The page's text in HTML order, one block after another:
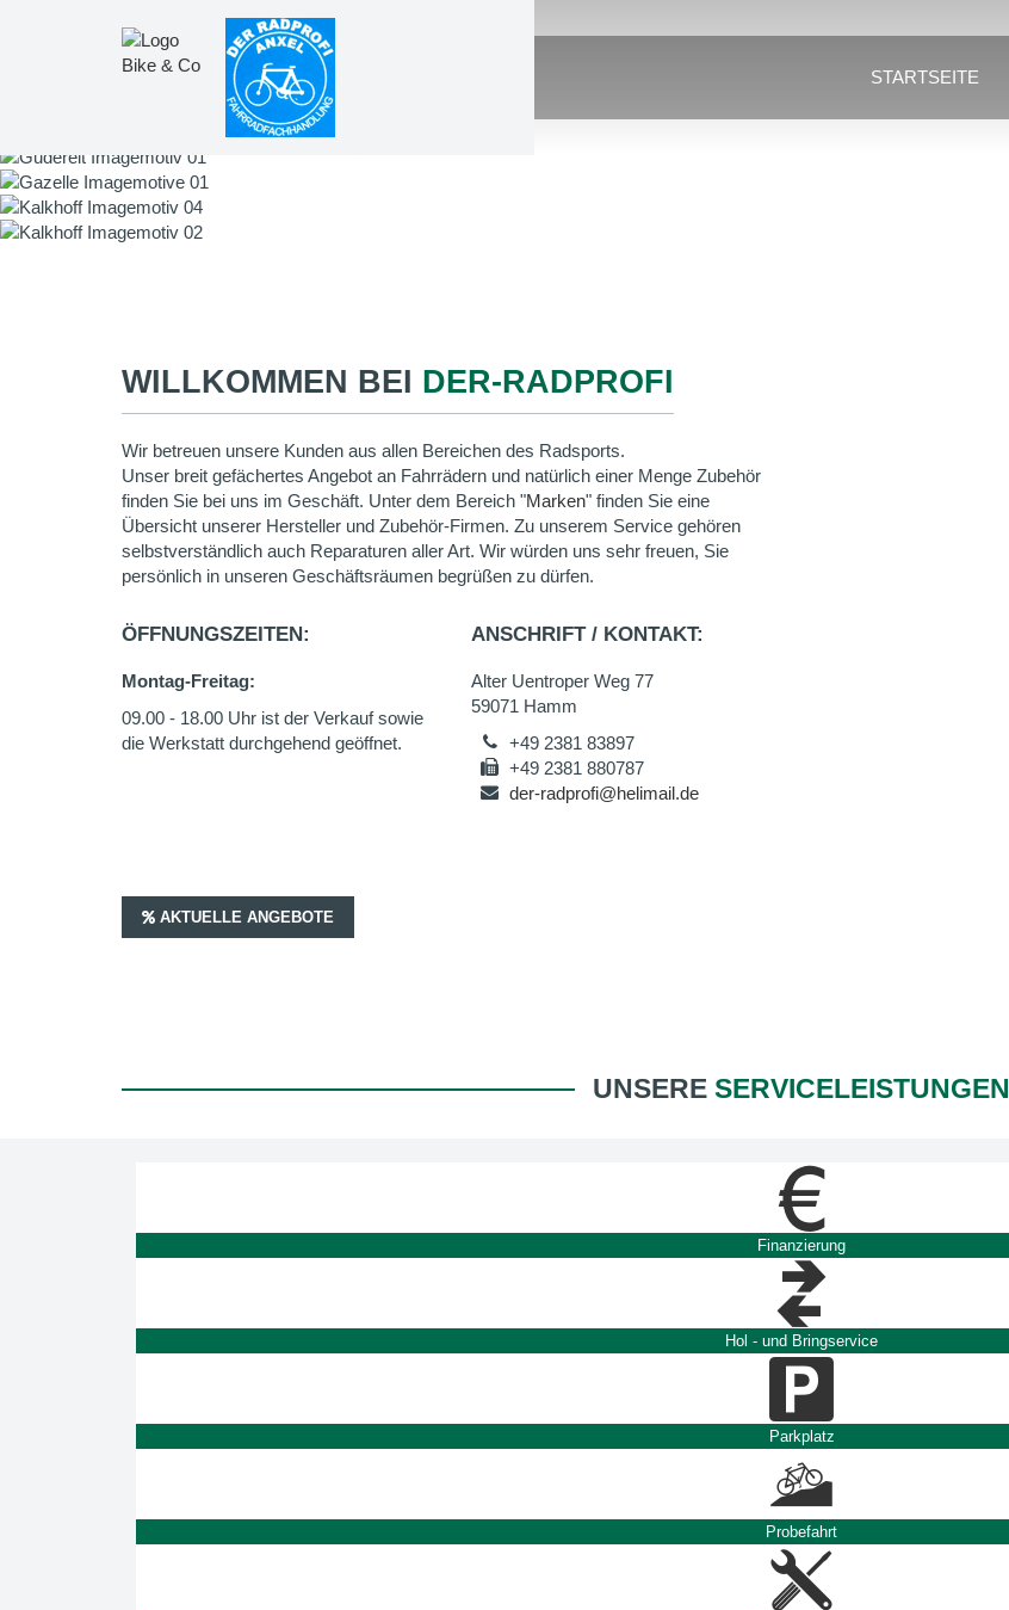
STARTSEITE
WILLKOMMEN BEI DER-RADPROFI
Wir betreuen unsere Kunden aus allen Bereichen des Radsports.
Unser breit gefächertes Angebot an Fahrrädern und natürlich einer Menge Zubehör
finden Sie bei uns im Geschäft. Unter dem Bereich "Marken" finden Sie eine
Übersicht unserer Hersteller und Zubehör-Firmen. Zu unserem Service gehören
selbstverständlich auch Reparaturen aller Art. Wir würden uns sehr freuen, Sie
persönlich in unseren Geschäftsräumen begrüßen zu dürfen.
ÖFFNUNGSZEITEN:
Montag-Freitag:
09.00 - 18.00 Uhr ist der Verkauf sowie
die Werkstatt durchgehend geöffnet.
ANSCHRIFT / KONTAKT:
Alter Uentroper Weg 77
59071 Hamm
+49 2381 83897
+49 2381 880787
der-radprofi@helimail.de
AKTUELLE ANGEBOTE
UNSERE SERVICELEISTUNGEN
Finanzierung
Hol - und Bringservice
Parkplatz
Probefahrt